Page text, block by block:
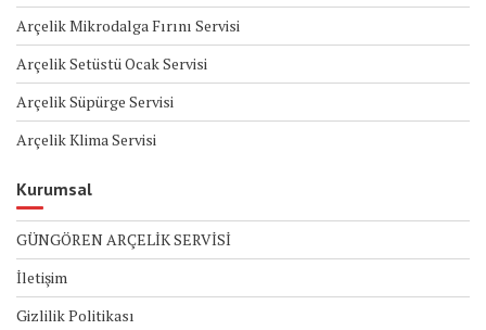
Arçelik Mikrodalga Fırını Servisi
Arçelik Setüstü Ocak Servisi
Arçelik Süpürge Servisi
Arçelik Klima Servisi
Kurumsal
GÜNGÖREN ARÇELİK SERVİSİ
İletişim
Gizlilik Politikası